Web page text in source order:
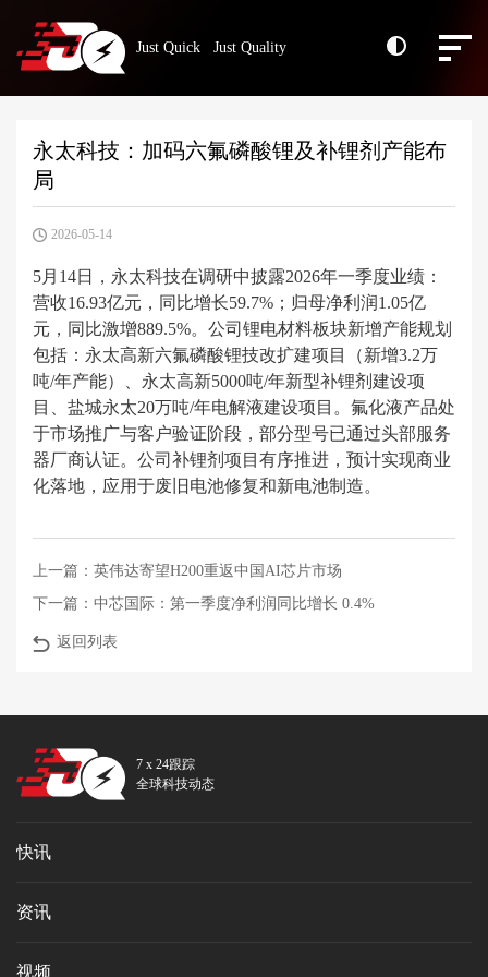
Just Quick Just Quality
永太科技：加码六氟磷酸锂及补锂剂产能布
局
2026-05-14
5月14日，永太科技在调研中披露2026年一季度业绩：
营收16.93亿元，同比增长59.7%；归母净利润1.05亿
元，同比激增889.5%。公司锂电材料板块新增产能规划
包括：永太高新六氟磷酸锂技改扩建项目（新增3.2万
吨/年产能）、永太高新5000吨/年新型补锂剂建设项
目、盐城永太20万吨/年电解液建设项目。氟化液产品处
于市场推广与客户验证阶段，部分型号已通过头部服务
器厂商认证。公司补锂剂项目有序推进，预计实现商业
化落地，应用于废旧电池修复和新电池制造。
上一篇： 英伟达寄望H200重返中国AI芯片市场
下一篇： 中芯国际：第一季度净利润同比增长 0.4%
返回列表
7 x 24跟踪
全球科技动态
快讯
资讯
视频